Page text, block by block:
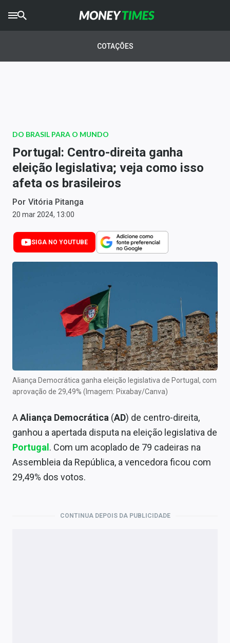
AGROTIMES
Newsletters
Money Trader
Anuncie
Últimas Notícias
Newsletters
Cotações
Carteiras Recomendadas
Central de Dividendos
Central de Fundos Imobiliários
Central dos IPOs
Renda Fixa
Finanças Pessoais
Mercados
Economia
COTAÇÕES
DO BRASIL PARA O MUNDO
Portugal: Centro-direita ganha
eleição legislativa; veja como isso
afeta os brasileiros
Por Vitória Pitanga
20 mar 2024, 13:00
SIGA NO YOUTUBE
Aliança Democrática ganha eleição legislativa de Portugal, com
aprovação de 29,49% (Imagem: Pixabay/Canva)
AAliança Democrática (AD) de centro-direita,
ganhou a apertada disputa na eleição legislativa de
Portugal . Com um acoplado de 79 cadeiras na
Assembleia da República, a vencedora ficou com
29,49% dos votos.
CONTINUA DEPOIS DA PUBLICIDADE